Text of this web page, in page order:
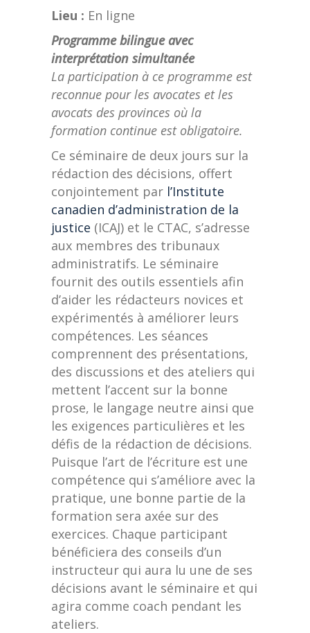
Lieu : En ligne
Programme bilingue avec
interprétation simultanée
La participation à ce programme est
reconnue pour les avocates et les
avocats des provinces où la
formation continue est obligatoire.
Ce séminaire de deux jours sur la
rédaction des décisions, offert
conjointement par l’Institute
canadien d’administration de la
justice (ICAJ) et le CTAC, s’adresse
aux membres des tribunaux
administratifs. Le séminaire
fournit des outils essentiels afin
d’aider les rédacteurs novices et
expérimentés à améliorer leurs
compétences. Les séances
comprennent des présentations,
des discussions et des ateliers qui
mettent l’accent sur la bonne
prose, le langage neutre ainsi que
les exigences particulières et les
défis de la rédaction de décisions.
Puisque l’art de l’écriture est une
compétence qui s’améliore avec la
pratique, une bonne partie de la
formation sera axée sur des
exercices. Chaque participant
bénéficiera des conseils d’un
instructeur qui aura lu une de ses
décisions avant le séminaire et qui
agira comme coach pendant les
ateliers.